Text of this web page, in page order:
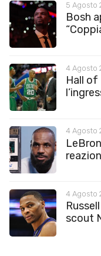
5 Agosto
Bosh
4 Agosto
Hall of
4 Agosto
4 Agosto
scout